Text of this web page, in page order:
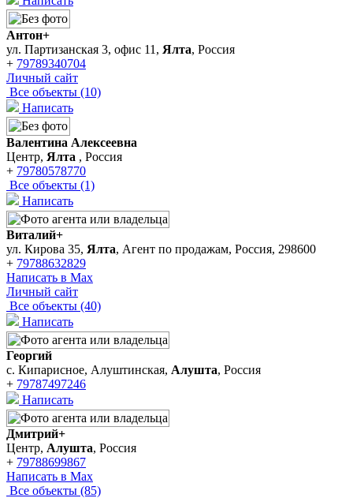
Антон+
ул. Партизанская 3, офис 11, Ялта, Россия
+ 79789340704
Личный сайт
Все объекты (10)
Написать
Валентина Алексеевна
Центр, Ялта , Россия
+ 79780578770
Все объекты (1)
Написать
Виталий+
ул. Кирова 35, Ялта, Агент по продажам, Россия, 298600
+ 79788632829
Написать в Max
Личный сайт
Все объекты (40)
Написать
Георгий
с. Кипарисное, Алуштинская, Алушта, Россия
+ 79787497246
Написать
Дмитрий+
Центр, Алушта, Россия
+ 79788699867
Написать в Max
Все объекты (85)